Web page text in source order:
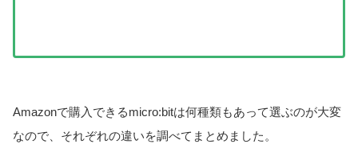
Amazonで購入できるmicro:bitは何種類もあって選ぶのが大変
なので、それぞれの違いを調べてまとめました。